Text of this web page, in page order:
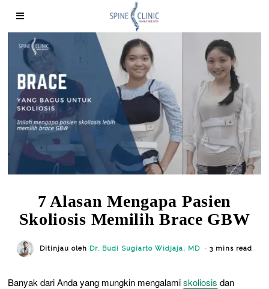
7 Alasan Mengapa Pasien
Skoliosis Memilih Brace GBW
Ditinjau oleh Dr. Budi Sugiarto Widjaja, MD 3 mins read
Banyak dari Anda yang mungkin mengalamiskoliosis dan